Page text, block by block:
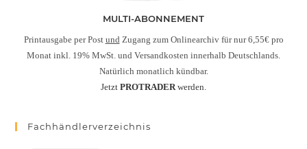
MULTI-ABONNEMENT
Printausgabe per Post und Zugang zum Onlinearchiv für nur 6,55€ pro
Monat inkl. 19% MwSt. und Versandkosten innerhalb Deutschlands.
Natürlich monatlich kündbar.
Jetzt PROTRADERwerden.
Fachhändlerverzeichnis